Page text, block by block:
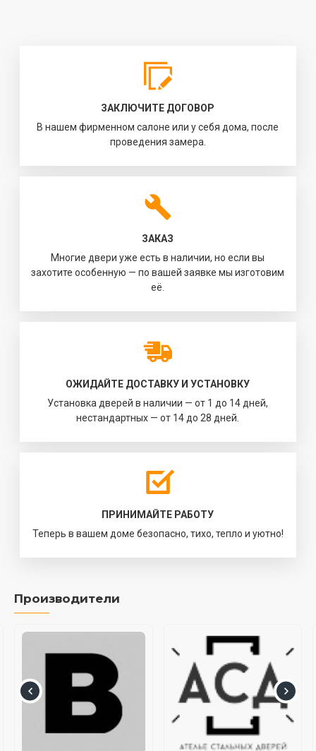
ЗАКЛЮЧИТЕ ДОГОВОР
В нашем фирменном салоне или у себя дома, после
проведения замера.
ЗАКАЗ
Многие двери уже есть в наличии, но если вы
захотите особенную — по вашей заявке мы изготовим
её.
ОЖИДАЙТЕ ДОСТАВКУ И УСТАНОВКУ
Установка дверей в наличии — от 1 до 14 дней,
нестандартных — от 14 до 28 дней.
ПРИНИМАЙТЕ РАБОТУ
Теперь в вашем доме безопасно, тихо, тепло и уютно!
Производители